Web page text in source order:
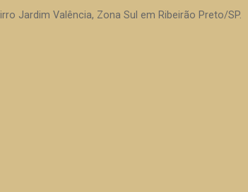
Jardim Valência, Zona Sul em Ribeirão Preto/SP.